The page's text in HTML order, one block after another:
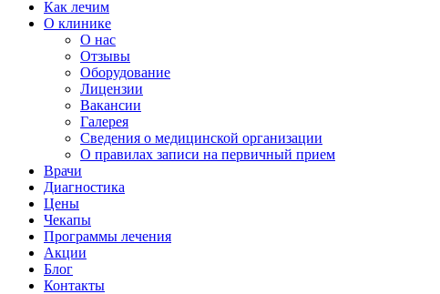
Как лечим
О клинике
О нас
Отзывы
Оборудование
Лицензии
Вакансии
Галерея
Сведения о медицинской организации
О правилах записи на первичный прием
Врачи
Диагностика
Цены
Чекапы
Программы лечения
Акции
Блог
Контакты